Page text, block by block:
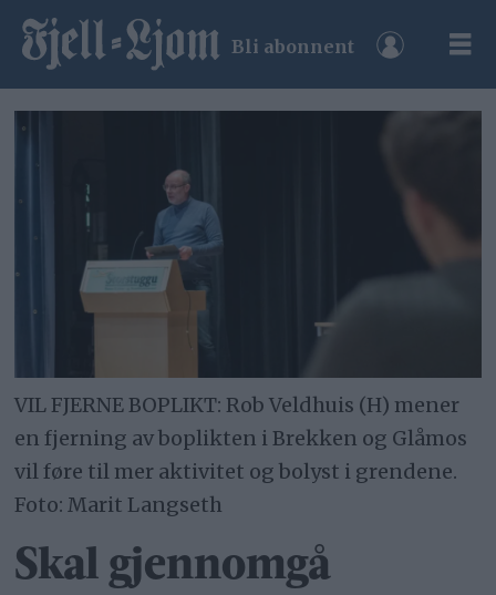
Bli abonnent
VIL FJERNE BOPLIKT: Rob Veldhuis (H) mener
en fjerning av boplikten i Brekken og Glåmos
vil føre til mer aktivitet og bolyst i grendene.
Foto: Marit Langseth
Skal gjennomgå